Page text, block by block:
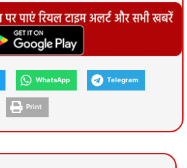
WhatsApp Telegram
Print